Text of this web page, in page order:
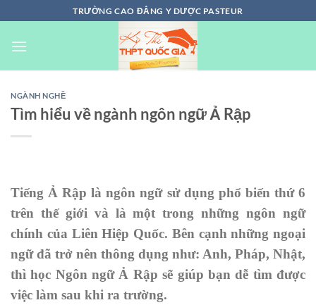
đến
nội
TRƯỜNG CAO ĐẲNG Y DƯỢC PASTEUR
NGÀNH NGHỀ
Tìm hiểu về ngành ngôn ngữ Ả Rập
Tiếng Ả Rập là ngôn ngữ sử dụng phổ biến thứ 6
trên thế giới và là một trong những ngôn ngữ
chính của Liên Hiệp Quốc. Bên cạnh những ngoại
ngữ đã trở nên thông dụng như: Anh, Pháp, Nhật,
thì học Ngôn ngữ Ả Rập sẽ giúp bạn dễ tìm được
việc làm sau khi ra trường.